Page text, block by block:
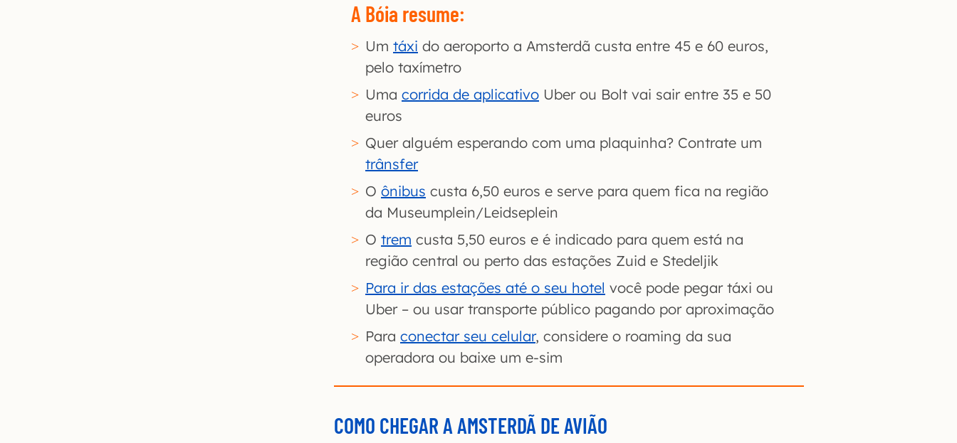
A Bóia resume:
Um táxi do aeroporto a Amsterdã custa entre 45 e 60 euros,
pelo taxímetro
Uma corrida de aplicativo Uber ou Bolt vai sair entre 35 e 50
euros
Quer alguém esperando com uma plaquinha? Contrate um
trânsfer
O ônibus custa 6,50 euros e serve para quem fica na região
da Museumplein/Leidseplein
O trem custa 5,50 euros e é indicado para quem está na
região central ou perto das estações Zuid e Stedeljik
Para ir das estações até o seu hotel você pode pegar táxi ou
Uber – ou usar transporte público pagando por aproximação
Para conectar seu celular, considere o roaming da sua
operadora ou baixe um e-sim
COMO CHEGAR A AMSTERDÃ DE AVIÃO